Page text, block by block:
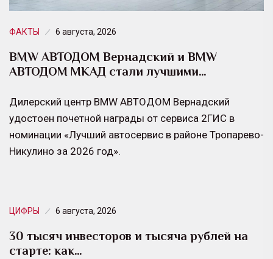
ФАКТЫ 6 августа, 2026
BMW АВТОДОМ Вернадский и BMW
АВТОДОМ МКАД стали лучшими…
Дилерский центр BMW АВТОДОМ Вернадский
удостоен почетной награды от сервиса 2ГИС в
номинации «Лучший автосервис в районе Тропарево-
Никулино за 2026 год».
ЦИФРЫ 6 августа, 2026
30 тысяч инвесторов и тысяча рублей на
старте: как…